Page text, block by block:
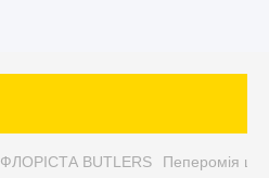
ФЛОРІСТА BUTLERS Пеперомія